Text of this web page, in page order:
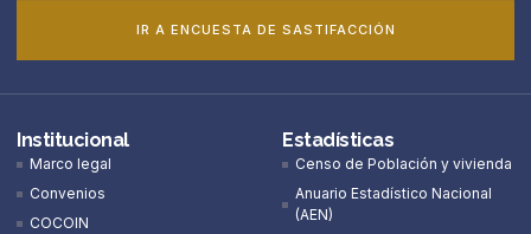
IR A ENCUESTA DE SASTIFACCIÓN
Institucional
Marco legal
Convenios
COCOIN
Estadísticas
Censo de Población y vivienda
Anuario Estadístico Nacional
(AEN)​